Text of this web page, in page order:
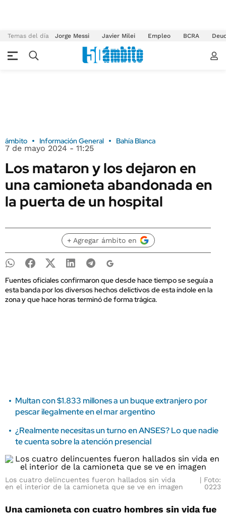
Temas del día Jorge Messi Javier Milei Empleo BCRA
ámbito Información General Bahía Blanca
7 de mayo 2024 - 11:25
Los mataron y los dejaron en
una camioneta abandonada en
la puerta de un hospital
+ Agregar ámbito en
Fuentes oficiales confirmaron que desde hace tiempo se seguía a
esta banda por los diversos hechos delictivos de esta índole en la
zona y que hace horas terminó de forma trágica.
Multan con $1.833 millones a un buque extranjero por
pescar ilegalmente en el mar argentino
¿Realmente necesitas un turno en ANSES? Lo que nadie
te cuenta sobre la atención presencial
Los cuatro delincuentes fueron hallados sin vida
en el interior de la camioneta que se ve en imagen
Foto:
0223
Una camioneta con cuatro hombres sin vida fue